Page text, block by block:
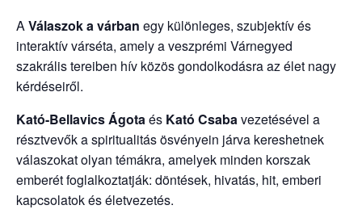
AVálaszok a várban egy különleges, szubjektív és
interaktív várséta, amely a veszprémi Várnegyed
szakrális tereiben hív közös gondolkodásra az élet nagy
kérdéseiről.
Kató-Bellavics Ágotaés Kató Csabavezetésével a
résztvevők a spiritualitás ösvényein járva kereshetnek
válaszokat olyan témákra, amelyek minden korszak
emberét foglalkoztatják: döntések, hivatás, hit, emberi
kapcsolatok és életvezetés.